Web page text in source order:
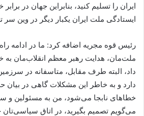
ایران را تسلیم کنید، بنابراین جهان در
ایستادگی ملت ایران یکبار دیگر در وین سر
رئیس قوه مجریه اضافه کرد: ما در ادامه
ملت‌مان، هدایت رهبر معظم انقلاب‌مان به
داد، البته طرف مقابل، متاسفانه در
دارد و به خاطر این مشکلات گاهی در
خطاهای نابجا می‌شود، من به مسئولین و
می‌گویم تصمیم بگیرید، در اتاق سیاسی‌تان